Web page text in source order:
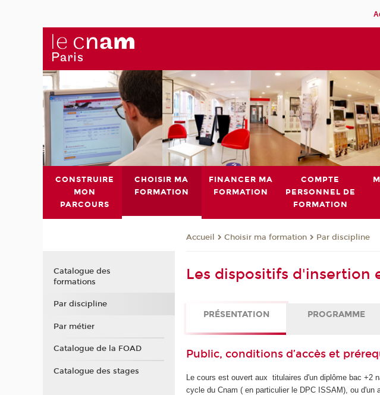
CONSTRUIRE
MON
PARCOURS
CHOISIR MA
FORMATION
FINANCER MA
FORMATION
COMPTE
PERSONNEL DE
FORMATION
Accueil Choisir ma formation Par discipline
Les dispositifs d'insertion
PRÉSENTATION PROGRAMME
Public, conditions d’accès et
Le cours est ouvert aux titulaires d'un diplôme bac +2
cycle du Cnam ( en particulier le DPC ISSAM), ou
Catalogue des
formations
Par discipline
Par métier
Catalogue de la FOAD
Catalogue des stages